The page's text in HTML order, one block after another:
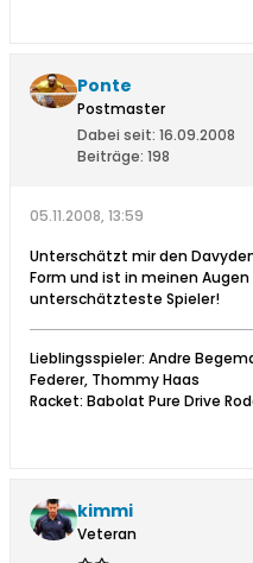
Ponte
Postmaster
Dabei seit: 16.09.2008
Beiträge: 198
05.11.2008, 13:59
Unterschätzt mir den
Form und ist in meinen
unterschätzteste Spieler!
Lieblingsspieler: Andre
Federer, Thommy Haas
Racket: Babolat Pure Drive
kimmi
Veteran